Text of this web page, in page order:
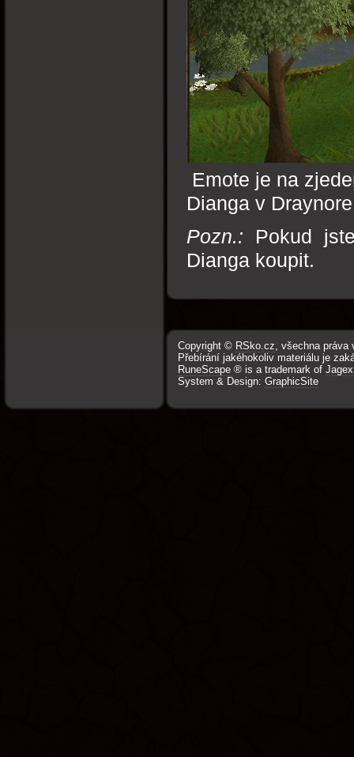
Emote je na
Dianga v
Pozn.: Pokud
Dianga koupit.
Copyright © RSko.cz, všechna práva
Přebírání jakéhokoliv materiálu je
RuneScape® is a trademark of Jagex
System & Design: GraphicSite